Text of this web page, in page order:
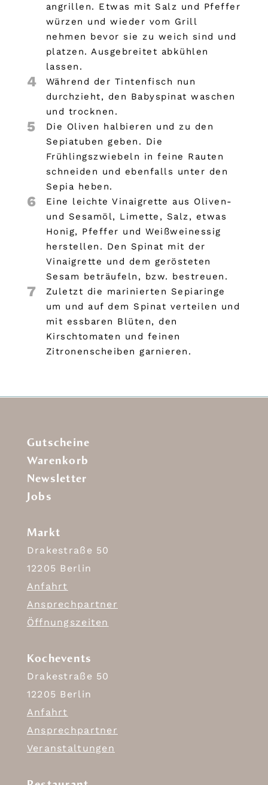
angrillen. Etwas mit Salz und Pfeffer
würzen und wieder vom Grill
nehmen bevor sie zu weich sind und
platzen. Ausgebreitet abkühlen
lassen.
4
Während der Tintenfisch nun
durchzieht, den Babyspinat waschen
und trocknen.
5
Die Oliven halbieren und zu den
Sepiatuben geben. Die
Frühlingszwiebeln in feine Rauten
schneiden und ebenfalls unter den
Sepia heben.
6
Eine leichte Vinaigrette aus Oliven-
und Sesamöl, Limette, Salz, etwas
Honig, Pfeffer und Weißweinessig
herstellen. Den Spinat mit der
Vinaigrette und dem gerösteten
Sesam beträufeln, bzw. bestreuen.
7
Zuletzt die marinierten Sepiaringe
um und auf dem Spinat verteilen und
mit essbaren Blüten, den
Kirschtomaten und feinen
Zitronenscheiben garnieren.
Gutscheine
Warenkorb
Newsletter
Jobs
Markt
Drakestraße 50
12205 Berlin
Anfahrt
Ansprechpartner
Öffnungszeiten
Kochevents
Drakestraße 50
12205 Berlin
Anfahrt
Ansprechpartner
Veranstaltungen